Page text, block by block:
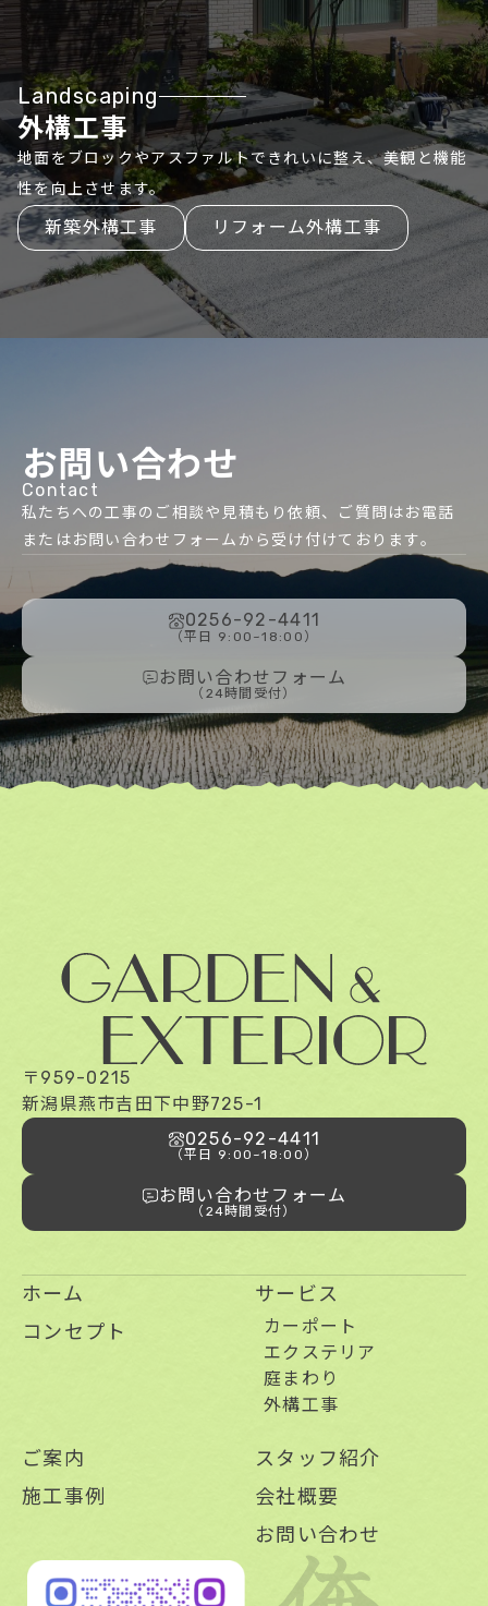
Landscaping
外構工事
地面をブロックやアスファルトできれいに整え、美観と機能
性を向上させます。
新築外構工事 リフォーム外構工事
お問い合わせ
Contact
私たちへの工事のご相談や見積もり依頼、ご質問はお電話
またはお問い合わせフォームから受け付けております。
0256-92-4411
（平日 9:00~18:00）
お問い合わせフォーム
（24時間受付）
〒959-0215
新潟県燕市吉田下中野725-1
0256-92-4411
（平日 9:00~18:00）
お問い合わせフォーム
（24時間受付）
ホーム
コンセプト
サービス
カーポート
エクステリア
庭まわり
外構工事
ご案内
施工事例
スタッフ紹介
会社概要
お問い合わせ